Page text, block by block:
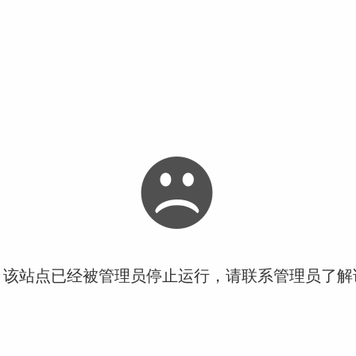
站点已经被管理员停止运行，请联系管理员了